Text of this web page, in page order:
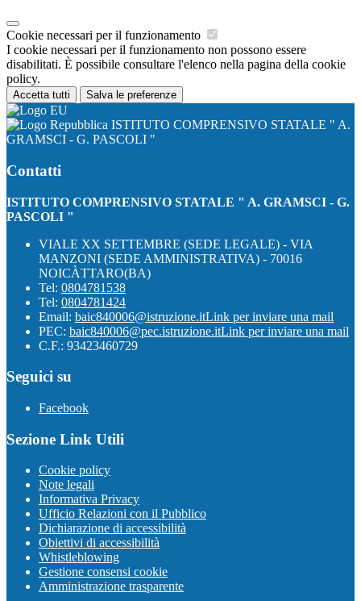
Cookie necessari per il funzionamento
I cookie necessari per il funzionamento non possono essere
disabilitati. È possibile consultare l'elenco nella pagina della cookie
policy.
Accetta tutti Salva le preferenze
ISTITUTO COMPRENSIVO STATALE " A.
GRAMSCI - G. PASCOLI "
Contatti
ISTITUTO COMPRENSIVO STATALE " A. GRAMSCI - G.
PASCOLI "
VIALE XX SETTEMBRE (SEDE LEGALE) - VIA
MANZONI (SEDE AMMINISTRATIVA) - 70016
NOICÀTTARO(BA)
Tel: 0804781538
Tel: 0804781424
Email: baic840006@istruzione.itLink per inviare una mail
PEC: baic840006@pec.istruzione.itLink per inviare una mail
C.F.: 93423460729
Seguici su
Facebook
Sezione Link Utili
Cookie policy
Note legali
Informativa Privacy
Ufficio Relazioni con il Pubblico
Dichiarazione di accessibilità
Obiettivi di accessibilità
Whistleblowing
Gestione consensi cookie
Amministrazione trasparente